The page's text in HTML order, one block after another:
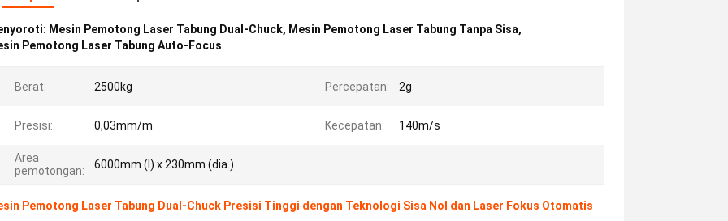
Mesin Pemotong Laser Tabung Dual-Chuck, Mesin Pemotong Laser Tabung Tanpa Sisa,
Pemotong Laser Tabung Auto-Focus
Berat: 2500kg Percepatan: 2g
Presisi: 0,03mm/m Kecepatan: 140m/s
Area
pemotongan:
6000mm (l) x 230mm (dia.)
Pemotong Laser Tabung Dual-Chuck Presisi Tinggi dengan Teknologi Sisa Nol dan Laser Fokus Otomatis